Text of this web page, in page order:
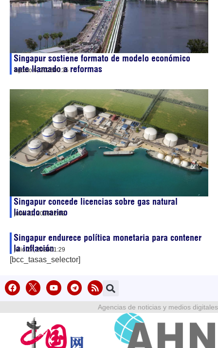
Singapur sostiene formato de modelo económico
ante llamado a reformas
agosto 6, 202600:35
Singapur concede licencias sobre gas natural
licuado marino
julio 31, 202602:02
Singapur endurece política monetaria para contener
la inflación
julio 27, 202601:29
[bcc_tasas_selector]
Agencias de noticias y medios digitales